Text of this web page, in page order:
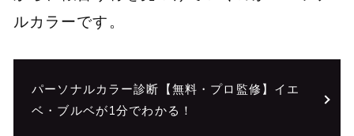
ルカラーです。
パーソナルカラー診断【無料・プロ監修】イエ
ベ・ブルベが1分でわかる！